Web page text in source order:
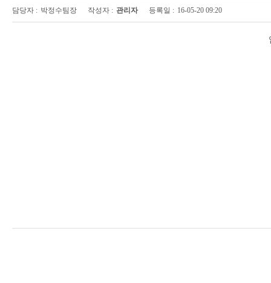
담당자 : 박정수팀장 작성자 : 관리자 등록일 : 16-05-20 09:20